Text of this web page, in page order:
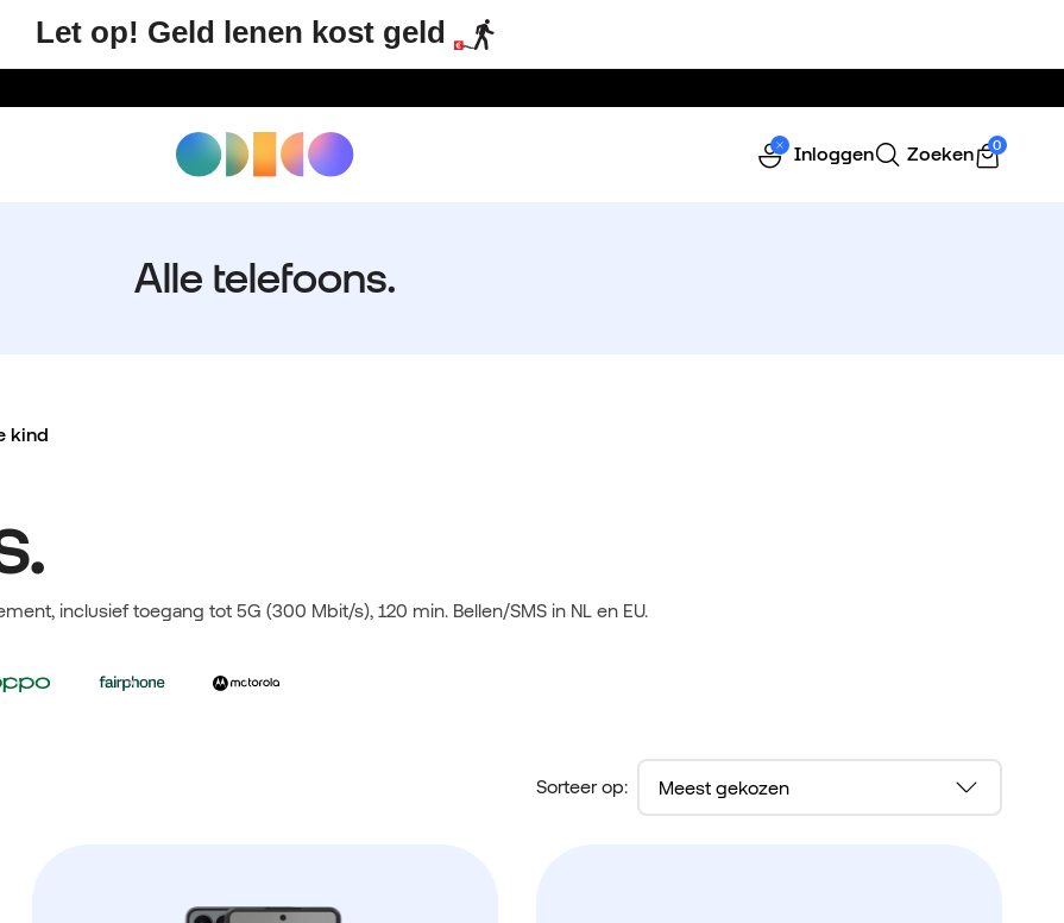
Let op! Geld lenen kost geld
Inloggen Zoeken 0
Alle telefoons.
kind
inclusief toegang tot 5G (300 Mbit/s), 120 min. Bellen/SMS in NL en EU.
Sorteer op: